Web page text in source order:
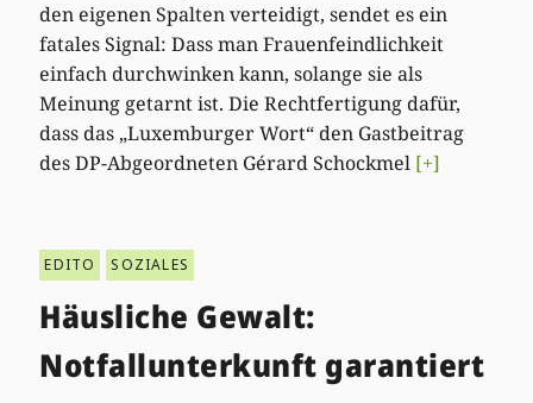
den eigenen Spalten verteidigt, sendet es ein
fatales Signal: Dass man Frauenfeindlichkeit
einfach durchwinken kann, solange sie als
Meinung getarnt ist. Die Rechtfertigung dafür,
dass das „Luxemburger Wort“ den Gastbeitrag
des DP-Abgeordneten Gérard Schockmel [+]
EDITO SOZIALES
Häusliche Gewalt:
Notfallunterkunft garantiert